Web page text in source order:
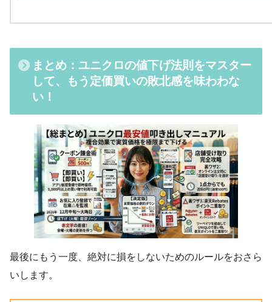
まとめ：ユニクロの値下げ法則をマスター
して、もう定価買いの敗北感を味わわな
い！
最後にもう一度、絶対に損をしないためのルールをおさら
いします。